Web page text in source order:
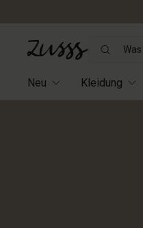
Was
Sie?
Neu Kleidung